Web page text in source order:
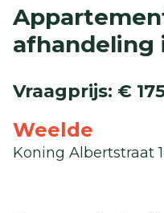
afhandeling
Vraagprijs: €
Weelde
Koning Albertstraat